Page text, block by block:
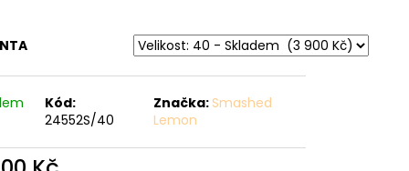
Kód:
24552S/40
Značka: Smashed
Lemon
Následující